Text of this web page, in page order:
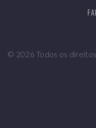
© 2026 Todos os